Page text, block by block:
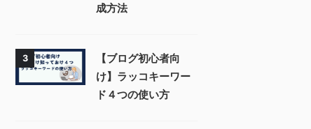
成方法
3
【ブログ初心者向
け】ラッコキーワー
ド４つの使い方